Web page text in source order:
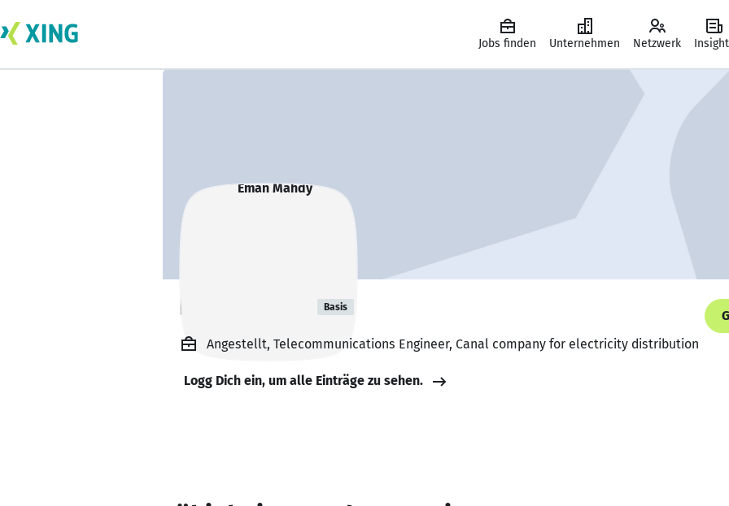
Jobs finden Unternehmen Netzwerk
Eman Mahdy Basis
Angestellt, Telecommunications Engineer, Canal company for electricity distribution
Logg Dich ein, um alle Einträge zu sehen.